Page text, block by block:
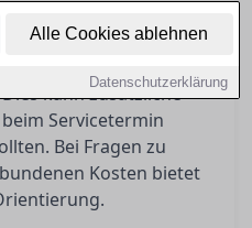
Alle Cookies ablehnen
Datenschutzerklärung
müssen Autofahrer
bei der
kann zusätzliche
Servicetermin
Bei Fragen zu
Kosten bietet